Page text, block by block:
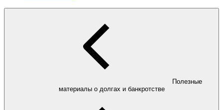
Полезные
материалы о долгах и банкротстве